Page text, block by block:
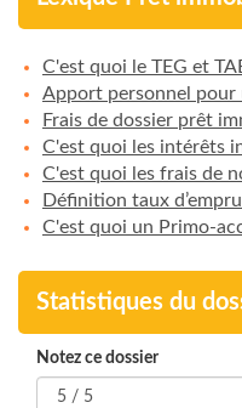
C'est quoi le TEG et
Apport personnel
Frais de dossier prêt
C'est quoi les intérêts
C'est quoi les frais de
Définition taux
C'est quoi un Primo-
Statistiques du
Notez ce dossier